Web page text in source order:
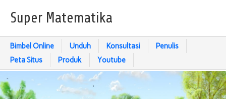
Super Matematika
Bimbel Online Unduh Konsultasi
Penulis
Peta Situs
Produk Youtube